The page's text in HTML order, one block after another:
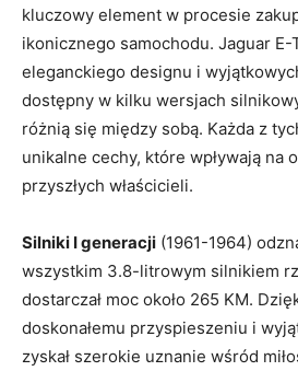
⁣kluczowy element⁢ w ‌procesie
ikonicznego samochodu. Jaguar E-
eleganckiego ‍designu i
dostępny w kilku wersjach
różnią się między sobą. Każda ⁢z⁢
unikalne cechy, które wpływają na
przyszłych właścicieli.
Silniki I generacji (1961-1964)
wszystkim⁢ 3.8-litrowym silnikiem
dostarczał⁣ moc około ⁣265 KM.
doskonałemu przyspieszeniu i⁤
⁣zyskał szerokie⁤ uznanie ‍wśród